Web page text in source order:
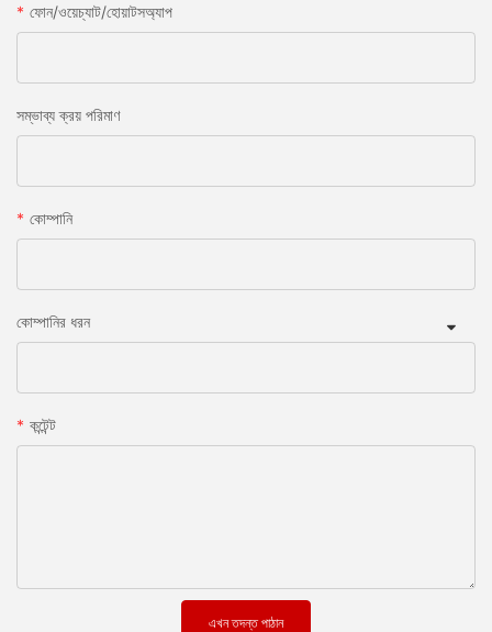
ফোন/ওয়েচ্যাট/হোয়াটসঅ্যাপ
সম্ভাব্য ক্রয় পরিমাণ
কোম্পানি
কোম্পানির ধরন
কন্টেন্ট
এখন তদন্ত পাঠান